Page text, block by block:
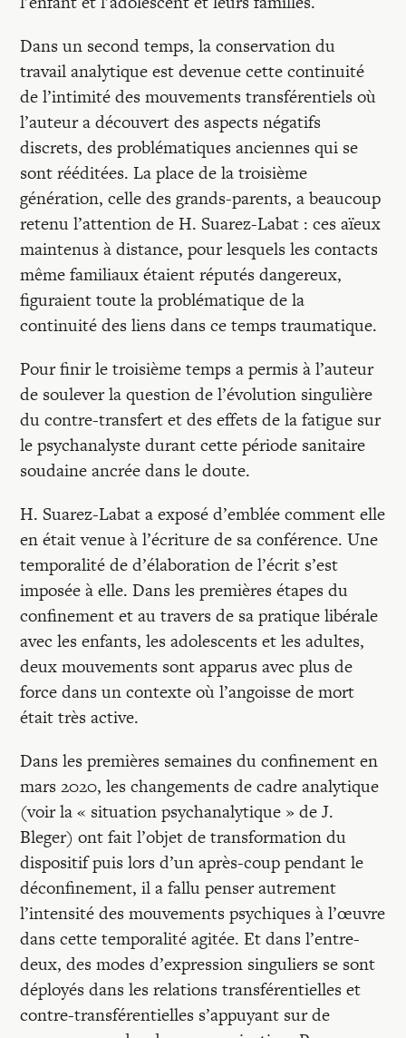
Dans un second temps, la conservation du
travail analytique est devenue cette continuité
de l’intimité des mouvements transférentiels où
l’auteur a découvert des aspects négatifs
discrets, des problématiques anciennes qui se
sont rééditées. La place de la troisième
génération, celle des grands-parents, a beaucoup
retenu l’attention de H. Suarez-Labat : ces aïeux
maintenus à distance, pour lesquels les contacts
même familiaux étaient réputés dangereux,
figuraient toute la problématique de la
continuité des liens dans ce temps traumatique.
Pour finir le troisième temps a permis à l’auteur
de soulever la question de l’évolution singulière
du contre-transfert et des effets de la fatigue sur
le psychanalyste durant cette période sanitaire
soudaine ancrée dans le doute.
H. Suarez-Labat a exposé d’emblée comment elle
en était venue à l’écriture de sa conférence. Une
temporalité de d’élaboration de l’écrit s’est
imposée à elle. Dans les premières étapes du
confinement et au travers de sa pratique libérale
avec les enfants, les adolescents et les adultes,
deux mouvements sont apparus avec plus de
force dans un contexte où l’angoisse de mort
était très active.
Dans les premières semaines du confinement en
mars 2020, les changements de cadre analytique
(voir la « situation psychanalytique » de J.
Bleger) ont fait l’objet de transformation du
dispositif puis lors d’un après-coup pendant le
déconfinement, il a fallu penser autrement
l’intensité des mouvements psychiques à l’œuvre
dans cette temporalité agitée. Et dans l’entre-
deux, des modes d’expression singuliers se sont
déployés dans les relations transférentielles et
contre-transférentielles s’appuyant sur de